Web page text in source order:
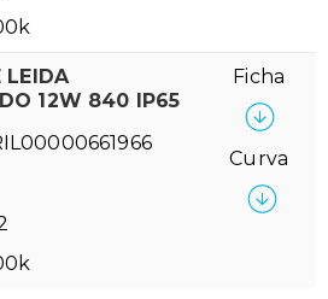
LEIDA
12W 840 IP65
Ficha
Curva